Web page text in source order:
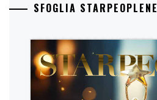
SFOGLIA